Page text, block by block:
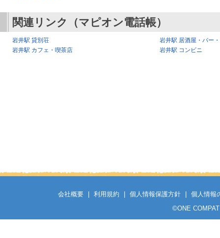
関連リンク（マピオン電話帳）
岩井駅 貸別荘
岩井駅 居酒屋・バー
岩井駅 カフェ・喫茶店
岩井駅 コンビニ
会社概要 利用規約 個人情報保護方針
個人情報
©ONE